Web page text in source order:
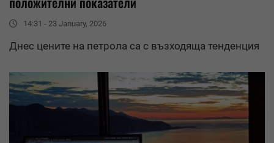
14:31 - 23 January, 2026
Днес цените на петрола са с възходяща тенденция